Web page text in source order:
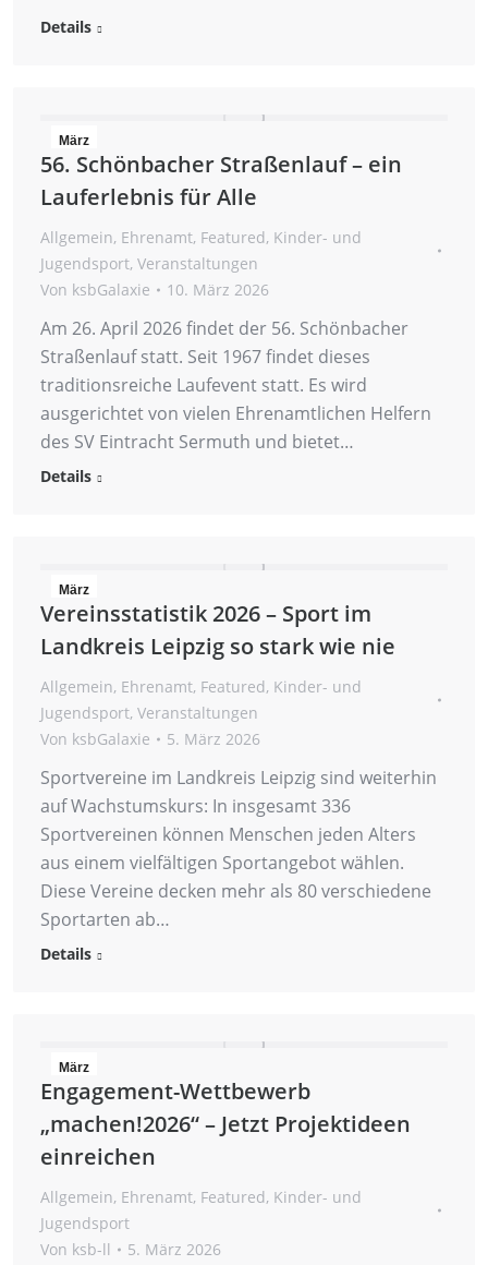
Details
März
10
2026
56. Schönbacher Straßenlauf – ein
Lauferlebnis für Alle
Allgemein, Ehrenamt, Featured, Kinder- und
Jugendsport, Veranstaltungen
Von ksbGalaxie 10. März 2026
Am 26. April 2026 findet der 56. Schönbacher
Straßenlauf statt. Seit 1967 findet dieses
traditionsreiche Laufevent statt. Es wird
ausgerichtet von vielen Ehrenamtlichen Helfern
des SV Eintracht Sermuth und bietet…
Details
März
5
2026
Vereinsstatistik 2026 – Sport im
Landkreis Leipzig so stark wie nie
Allgemein, Ehrenamt, Featured, Kinder- und
Jugendsport, Veranstaltungen
Von ksbGalaxie 5. März 2026
Sportvereine im Landkreis Leipzig sind weiterhin
auf Wachstumskurs: In insgesamt 336
Sportvereinen können Menschen jeden Alters
aus einem vielfältigen Sportangebot wählen.
Diese Vereine decken mehr als 80 verschiedene
Sportarten ab…
Details
März
5
2026
Engagement-Wettbewerb
„machen!2026“ – Jetzt Projektideen
einreichen
Allgemein, Ehrenamt, Featured, Kinder- und
Jugendsport
Von ksb-ll 5. März 2026